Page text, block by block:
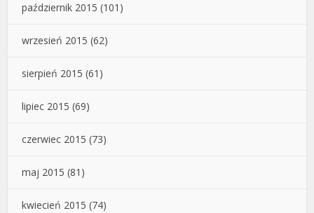
październik 2015 (101)
wrzesień 2015 (62)
sierpień 2015 (61)
lipiec 2015 (69)
czerwiec 2015 (73)
maj 2015 (81)
kwiecień 2015 (74)